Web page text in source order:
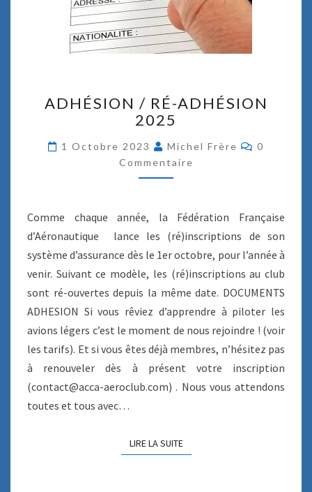
D
H
S
I
O
/
É
-
A
D
É
S
I
O
5
ADHÉSION / RÉ-ADHÉSION
2025
1 Octobre 2023 Michel Frère
C
O
A
R
S
0
Commentaire
Comme chaque année, la Fédération Française
d’Aéronautique lance les (ré)inscriptions de son
système d’assurance dès le 1er octobre, pour l’année à
venir. Suivant ce modèle, les (ré)inscriptions au club
sont ré-ouvertes depuis la même date. DOCUMENTS
ADHESION Si vous rêviez d’apprendre à piloter les
avions légers c’est le moment de nous rejoindre ! (voir
les tarifs). Et si vous êtes déjà membres, n’hésitez pas
à renouveler dès à présent votre inscription
(contact@acca-aeroclub.com) . Nous vous attendons
toutes et tous avec…
LIRE LA SUITELIRE LA SUITE